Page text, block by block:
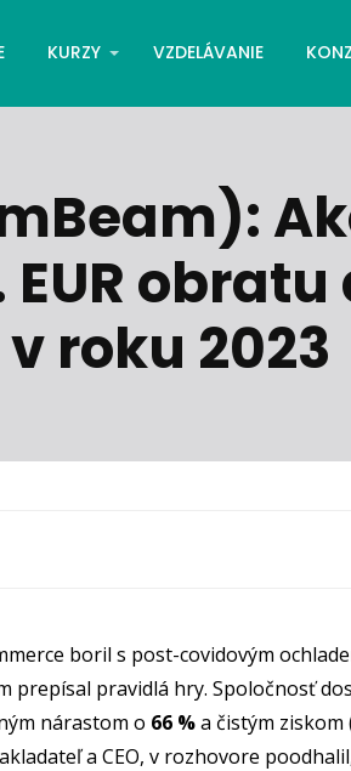
KURZY VZDELÁVANIE
obratu
roku 2023
boril s post-covidovým
prepísal pravidlá hry. Spoločnosť
nárastom o 66 %a čistým ziskom
a CEO, v rozhovore